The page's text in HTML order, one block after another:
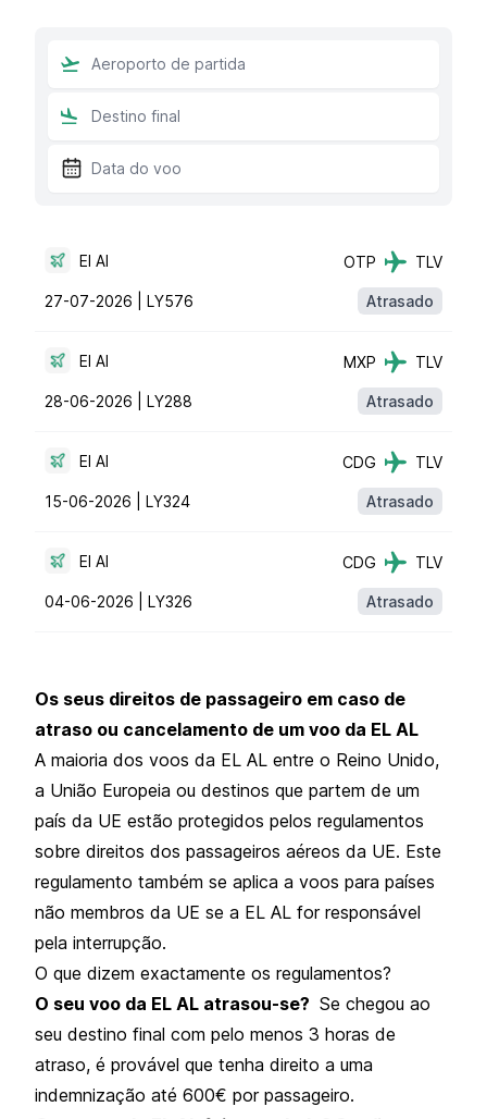
El Al OTP TLV
27-07-2026 | LY576 Atrasado
El Al MXP TLV
28-06-2026 | LY288 Atrasado
El Al CDG TLV
15-06-2026 | LY324 Atrasado
El Al CDG TLV
04-06-2026 | LY326 Atrasado
Os seus direitos de passageiro em caso de
atraso ou cancelamento de um voo da EL AL
A maioria dos voos da EL AL entre o Reino Unido,
a União Europeia ou destinos que partem de um
país da UE estão protegidos pelos regulamentos
sobre direitos dos passageiros aéreos da UE. Este
regulamento também se aplica a voos para países
não membros da UE se a EL AL for responsável
pela interrupção.
O que dizem exactamente os regulamentos?
O seu voo da EL AL atrasou-se? Se chegou ao
seu destino final com pelo menos 3 horas de
atraso, é provável que tenha direito a uma
indemnização até 600€ por passageiro.